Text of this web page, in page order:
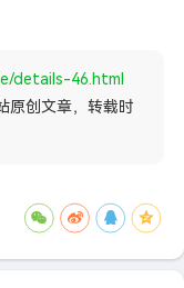
details-46.html
原创文章，转载时